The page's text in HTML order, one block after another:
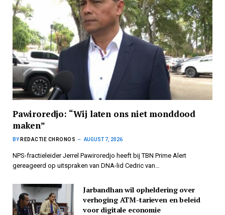
Pawiroredjo: “Wij laten ons niet monddood
maken”
BY REDACTIE CHRONOS AUGUST 7, 2026
NPS-fractieleider Jerrel Pawiroredjo heeft bij TBN Prime Alert
gereageerd op uitspraken van DNA-lid Cedric van…
Jarbandhan wil opheldering over
verhoging ATM-tarieven en beleid
voor digitale economie